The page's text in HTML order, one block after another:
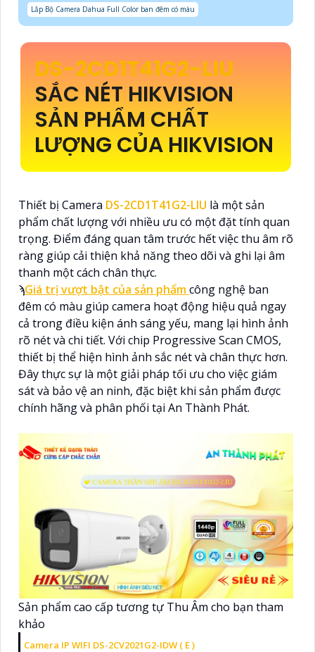
Lắp Bộ Camera Dahua Full Color ban đêm có màu
DS-2CD1T41G2-LIU
SẮC NÉT HIKVISION
SẢN PHẨM CHẤT
LƯỢNG CỦA HIKVISION
Thiết bị Camera DS-2CD1T41G2-LIU là một sản
phẩm chất lượng với nhiều ưu có một đặt tính quan
trọng. Điểm đáng quan tâm trước hết việc thu âm rõ
ràng giúp cải thiện khả năng theo dõi và ghi lại âm
thanh một cách chân thực.
ϡGiá trị vượt bật của sản phẩmcông nghệ ban
đêm có màu giúp camera hoạt động hiệu quả ngay
cả trong điều kiện ánh sáng yếu, mang lại hình ảnh
rõ nét và chi tiết. Với chip Progressive Scan CMOS,
thiết bị thể hiện hình ảnh sắc nét và chân thực hơn.
Đây thực sự là một giải pháp tối ưu cho việc giám
sát và bảo vệ an ninh, đặc biệt khi sản phẩm được
chính hãng và phân phối tại An Thành Phát.
Sản phẩm cao cấp tương tự Thu Âm cho bạn tham
khảo
Camera IP WIFI DS-2CV2021G2-IDW ( E )